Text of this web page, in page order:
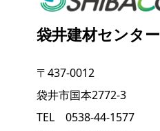
袋井建材センター
〒437-0012
袋井市国本2772-3
TEL 0538-44-1577